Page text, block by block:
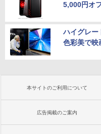
5,000円オ
ハイグレー
色彩美で映
本サイトのご利用について
広告掲載のご案内